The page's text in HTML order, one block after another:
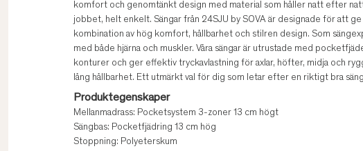
komfort och genomtänkt design med material som håller natt efter
jobbet, helt enkelt. Sängar från 24SJU by SOVA är designade för att
kombination av hög komfort, hållbarhet och stilren design. Som
med både hjärna och muskler. Våra sängar är utrustade med
konturer och ger effektiv tryckavlastning för axlar, höfter, midja och
lång hållbarhet. Ett utmärkt val för dig som letar efter en riktigt bra
Produktegenskaper
Mellanmadrass: Pocketsystem 3-zoner 13 cm högt
Sängbas: Pocketfjädring 13 cm hög
Stoppning: Polyeterskum